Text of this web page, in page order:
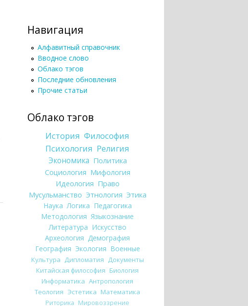
Навигация
Алфавитный справочник
Вводное слово
Облако тэгов
Последние обновления
Прочие статьи
Облако тэгов
История Философия
Психология Религия
Экономика Политика
Социология Мифология
Идеология Право
Мусульманство Этнология Этика
Наука Логика Педагогика
Методология Языкознание
Литература Искусство
Археология Демография
География Экология Военные
Культура Дипломатия Документы
Китайская философия Биология
Информатика Антропология
Теология Эстетика Математика
Риторика Мировоззрение